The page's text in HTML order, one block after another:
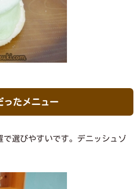
ったメニュー
で選びやすいです。デニッシュゾ